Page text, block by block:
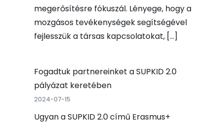
megerősítésre fókuszál. Lényege, hogy a
mozgásos tevékenységek segítségével
fejlesszük a társas kapcsolatokat, […]
Fogadtuk partnereinket a SUPKID 2.0
pályázat keretében
2024-07-15
Ugyan a SUPKID 2.0 című Erasmus+